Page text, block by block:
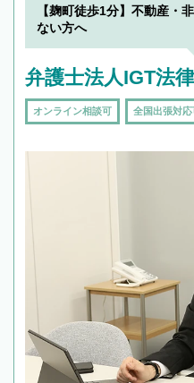
【麹町徒歩1分】不動産・
ない方へ
弁護士法人IGT法
オンライン相談可 全国出張対応